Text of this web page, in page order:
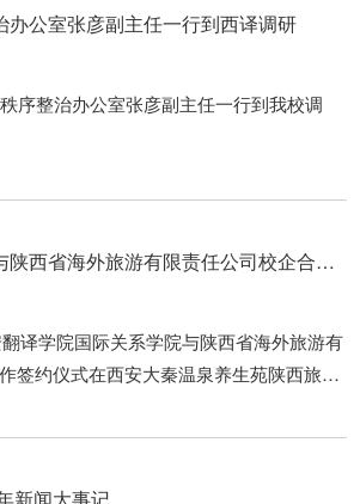
办公室张彦副主任一行到西译调研
序整治办公室张彦副主任一行到我校调
陕西省海外旅游有限责任公司校企合作
译学院国际关系学院与陕西省海外旅游有
签约仪式在西安大秦温泉养生苑陕西旅游